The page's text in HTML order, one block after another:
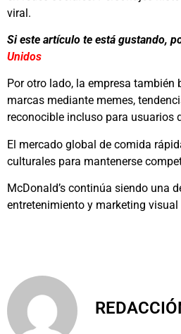
viral.
Si este artículo te está gustando,
Unidos
Por otro lado, la empresa
marcas mediante memes,
reconocible incluso para usuarios
El mercado global de comida
culturales para mantenerse
McDonald’s continúa siendo una
entretenimiento y marketing